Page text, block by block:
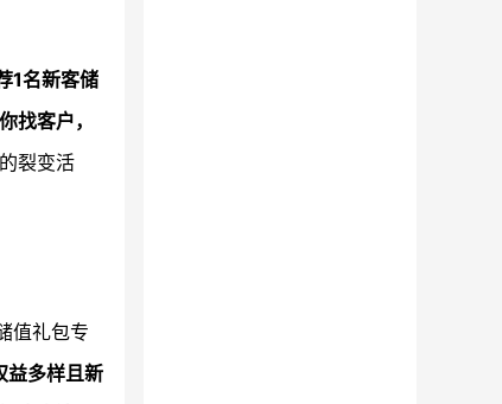
1名新客储
找客户，
裂变活
值礼包专
益多样且新